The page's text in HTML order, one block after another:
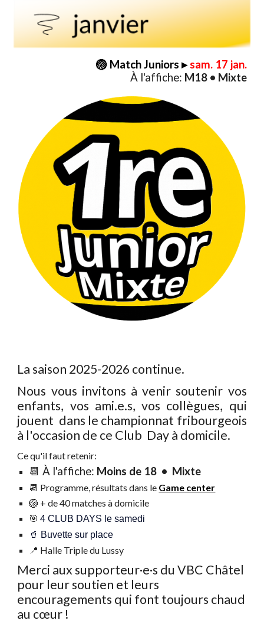
🏐 Match Juniors ▸ sam. 17 jan.
À l'affiche: M18 • Mixte
La saison 2025-2026 continue.
Nous vous invitons à venir soutenir vos
enfants, vos ami.e.s, vos collègues, qui
jouent dans le championnat fribourgeois
à l'occasion de ce Club Day à domicile.
Ce qu'il faut retenir:
📆 À l'affiche: Moins de 18 • Mixte
📆 Programme, résultats dans le Game center
🏐 + de 40 matches à domicile
🎯4 CLUB DAYS le samedi
🥤 Buvette sur place
📍 Halle Triple du Lussy
Merci aux supporteur·e·s du VBC Châtel
pour leur soutien et leurs
encouragements qui font toujours chaud
au cœur !